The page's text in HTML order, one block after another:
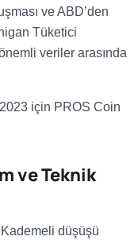
ve ABD’den
Tüketici
veriler arasında
için PROS Coin
ve Teknik
düşüşü